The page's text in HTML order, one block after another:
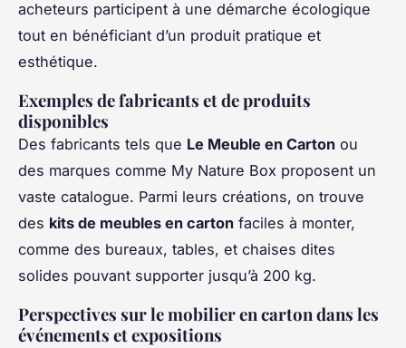
acheteurs participent à une démarche écologique
tout en bénéficiant d’un produit pratique et
esthétique.
Exemples de fabricants et de produits
disponibles
Des fabricants tels que Le Meuble en Carton ou
des marques comme My Nature Box proposent un
vaste catalogue. Parmi leurs créations, on trouve
des kits de meubles en carton faciles à monter,
comme des bureaux, tables, et chaises dites
solides pouvant supporter jusqu’à 200 kg.
Perspectives sur le mobilier en carton dans les
événements et expositions